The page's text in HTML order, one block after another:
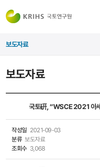
보도자료
보도자료
국토硏, “WSCE 2021 아
작성일 2021-09-03
분류 보도자료
조회수 3,068